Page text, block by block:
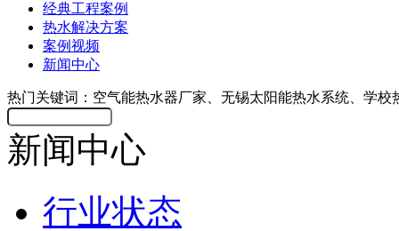
经典工程案例
热水解决方案
案例视频
新闻中心
热门关键词：空气能热水器厂家、无锡太阳能热水系统、学校
新闻中心
行业状态